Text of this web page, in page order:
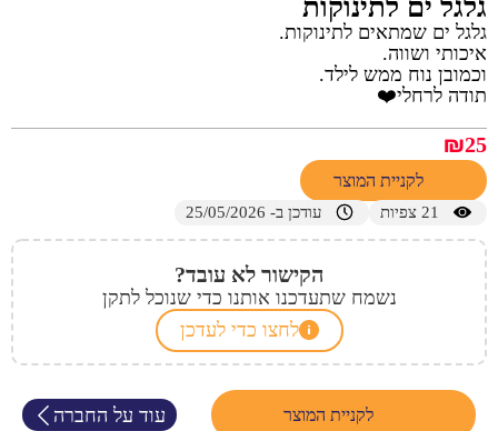
גלגל ים לתינוקות
גלגל ים שמתאים לתינוקות.
איכותי ושווה.
וכמובן נוח ממש לילד.
תודה לרחלי❤️
₪25
לקניית המוצר
21 צפיות עודכן ב- 25/05/2026
הקישור לא עובד?
נשמח שתעדכנו אותנו כדי שנוכל לתקן
לחצו כדי לעדכן
לקניית המוצר עוד על החברה